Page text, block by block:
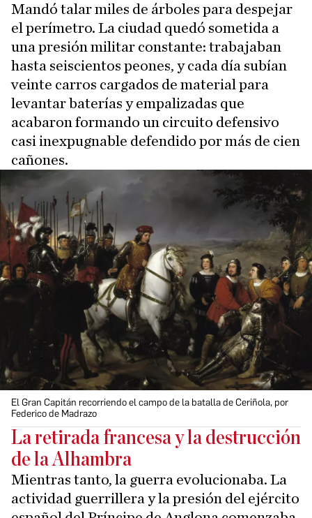
Mandó talar miles de árboles para despejar
el perímetro. La ciudad quedó sometida a
una presión militar constante: trabajaban
hasta seiscientos peones, y cada día subían
veinte carros cargados de material para
levantar baterías y empalizadas que
acabaron formando un circuito defensivo
casi inexpugnable defendido por más de cien
cañones.
El Gran Capitán recorriendo el campo de la batalla de Ceriñola, por
Federico de Madrazo
La retirada francesa y la destrucción
de la Alhambra
Mientras tanto, la guerra evolucionaba. La
actividad guerrillera y la presión del ejército